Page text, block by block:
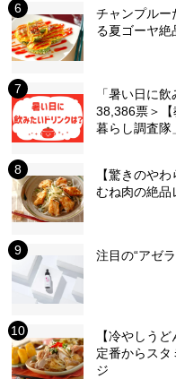
チャンプルー
る夏ゴーヤ絶
「暑い日に
38,386票＞
暮らし調査隊
【驚きのや
むね肉の絶品
注目の“アゼ
【冷やしう
定番からスタ
ジ